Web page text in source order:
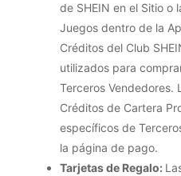
de SHEIN en el Sitio o
Juegos dentro de la
Créditos del Club
utilizados para
Terceros Vendedores.
Créditos de Cartera
específicos de
la página de pago.
Tarjetas de Regalo: